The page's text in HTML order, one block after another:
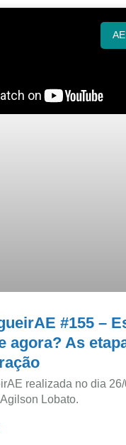
#155 –
agora? As
realizada no dia
Lobato.